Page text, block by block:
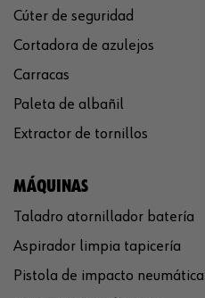
Cúter de seguridad
Cortadora de azulejos
Carracas
Paleta de albañil
Extractor de tornillos
MÁQUINAS
Taladro atornillador batería
Aspirador limpia tapicería
Pistola de impacto neumática